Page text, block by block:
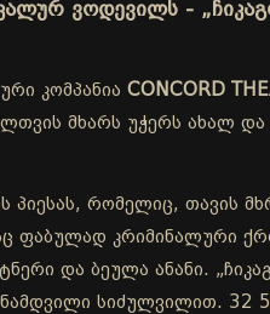
ვოდევილს -
კომპანია CONCORD
მხარს უჭერს ახალ და
რომელიც, თავის
კრიმინალური
და ბეულა ანანი.
სიძულვილით. 32